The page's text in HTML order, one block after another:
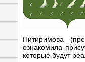
Питиримова
ознакомила
которые будут